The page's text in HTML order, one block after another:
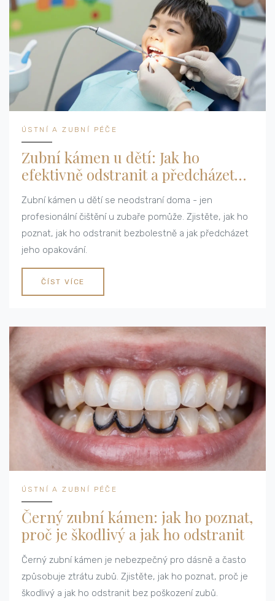
ÚSTNÍ A ZUBNÍ PÉČE
Zubní kámen u dětí: Jak ho
efektivně odstranit a předcházet
jeho vzniku
Zubní kámen u dětí se neodstraní doma - jen
profesionální čištění u zubaře pomůže. Zjistěte, jak ho
poznat, jak ho odstranit bezbolestně a jak předcházet
jeho opakování.
ČÍST VÍCE
ÚSTNÍ A ZUBNÍ PÉČE
Černý zubní kámen: jak ho poznat,
proč je škodlivý a jak ho odstranit
Černý zubní kámen je nebezpečný pro dásně a často
způsobuje ztrátu zubů. Zjistěte, jak ho poznat, proč je
škodlivý a jak ho odstranit bez poškození zubů.